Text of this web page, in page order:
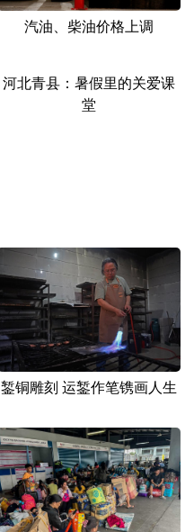
日本語 한국어
汽油、柴油价格上调
河北青县：暑假里的关爱课
堂
錾铜雕刻 运錾作笔镌画人生